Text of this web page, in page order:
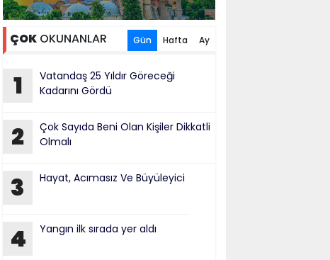
ÇOK OKUNANLAR Gün Hafta Ay
1
Vatandaş 25 Yıldır Göreceği
Kadarını Gördü
2
Çok Sayıda Beni Olan Kişiler Dikkatli
Olmalı
3 Hayat, Acımasız Ve Büyüleyici
4 Yangın ilk sırada yer aldı